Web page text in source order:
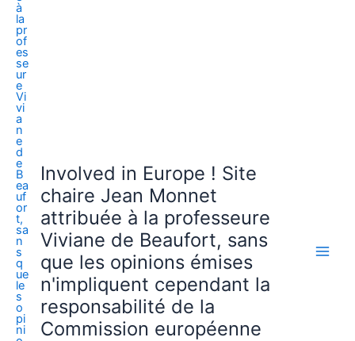
Involved in Europe ! Site
chaire Jean Monnet
attribuée à la professeure
Viviane de Beaufort, sans
que les opinions émises
n'impliquent cependant la
responsabilité de la
Commission européenne